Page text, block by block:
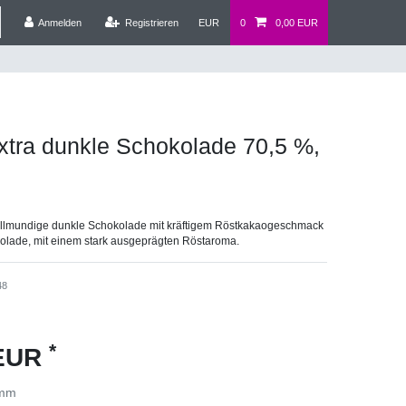
Anmelden
Registrieren EUR 0 0,00 EUR
dunkle Schokolade 70,5 %,
dunkle Schokolade mit kräftigem Röstkakaogeschmack
mit einem stark ausgeprägten Röstaroma.
*